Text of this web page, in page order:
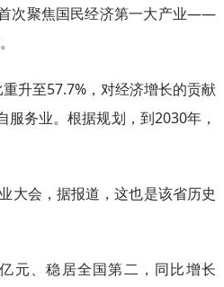
次聚焦国民经济第一大产业——
升至57.7%，对经济增长的贡献
务业。根据规划，到2030年，
大会，据报道，这也是该省历史
元、稳居全国第二，同比增长